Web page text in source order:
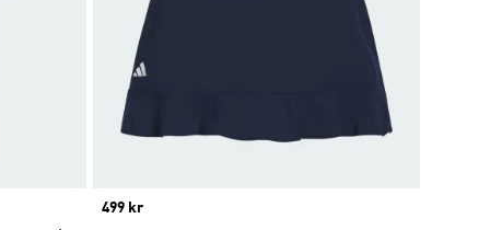
Price
499 kr